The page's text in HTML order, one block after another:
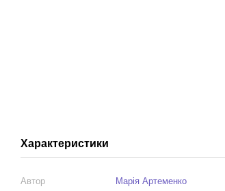
Характеристики
Автор
Марія Артеменко